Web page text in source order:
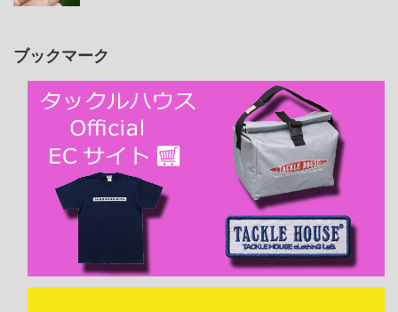
ブックマーク